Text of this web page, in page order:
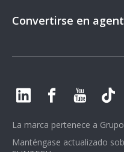
Convertirse en
La marca pertenece a
Manténgase actualizado